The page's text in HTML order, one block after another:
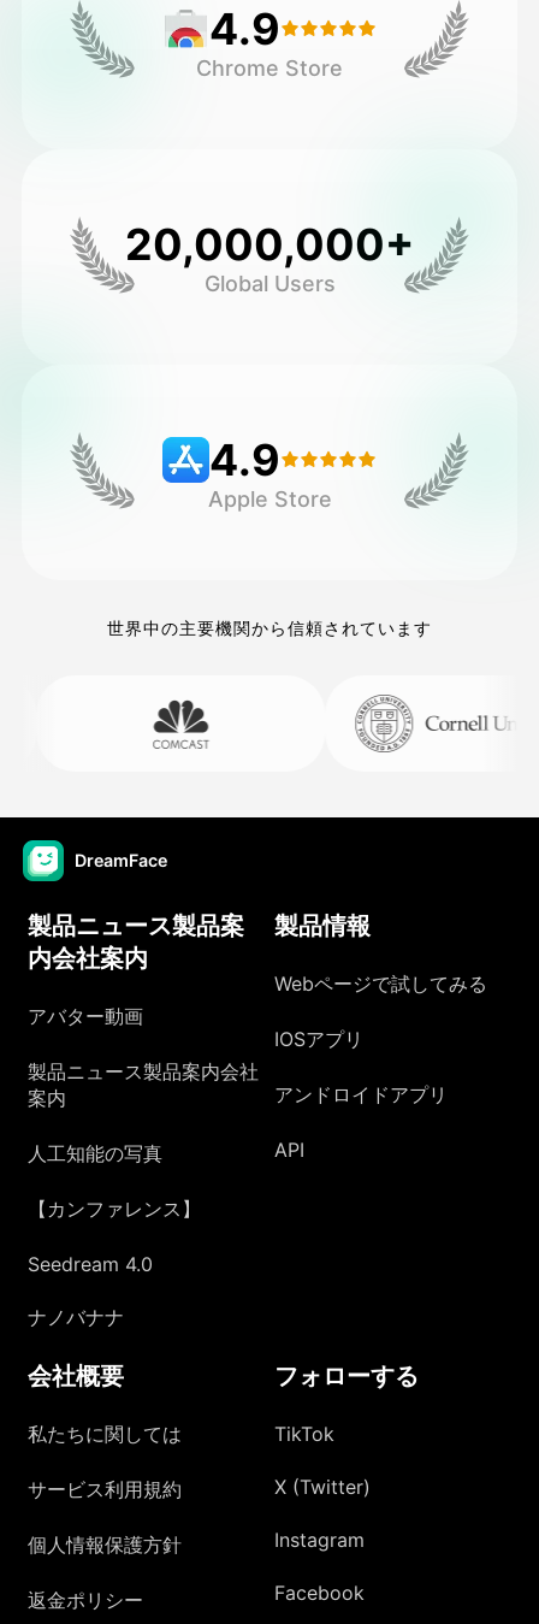
4.9
Chrome Store
20,000,000+
Global Users
4.9
Apple Store
世界中の主要機関から信頼されています
DreamFace
製品ニュース製品案
内会社案内
アバター動画
製品ニュース製品案内会社
案内
人工知能の写真
【カンファレンス】
Seedream 4.0
ナノバナナ
製品情報
Webページで試してみる
IOSアプリ
アンドロイドアプリ
API
会社概要
私たちに関しては
サービス利用規約
個人情報保護方針
返金ポリシー
フォローする
TikTok
X (Twitter)
Instagram
Facebook